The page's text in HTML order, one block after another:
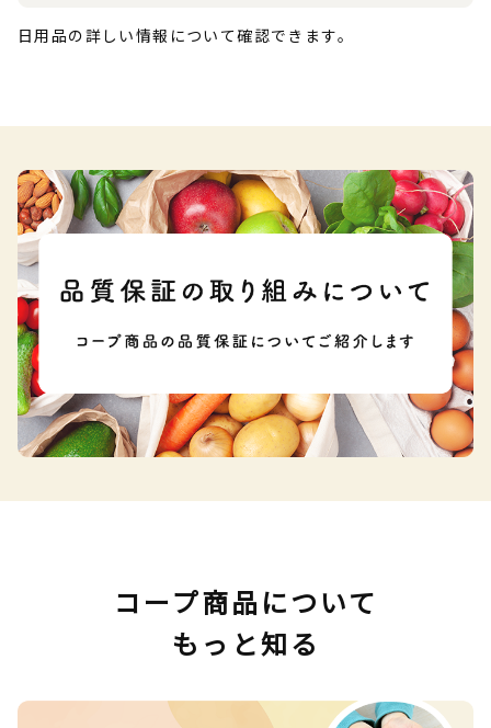
日用品の詳しい情報について確認できます。
コープ商品について
もっと知る